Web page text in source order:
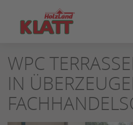
SEITENINHALT
SPRINGEN
WPC
IN